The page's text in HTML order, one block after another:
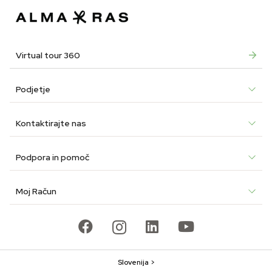
Virtual tour 360
Podjetje
Kontaktirajte nas
Podpora in pomoč
Moj Račun
Slovenija >